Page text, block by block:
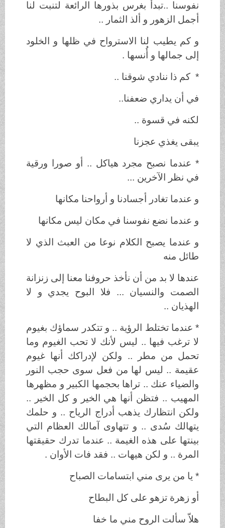
نفوسنا ..تبدأ بغرس بذورها الرائعة لتنبت لنا
أجمل الزهور و ألذ الثمار ..
و كم يطيب لنا الاسترواح في ظلها و الخلود
إلى جمالها و أُنسها .
* كم ذا ننادي شوقنا ..
في أن يداري ضعفنا..
لكنه في قسوة ..
يبقى يغذي عجزنا
* عندما نصبح مجرد هياكل .. أو صورا ورقية
في نظر الآخرين ...
و عندما تغادر أجسادنا و أرواحنا مكانها
و عندما نضع نفوسنا في مكان ليس مكانها
و عندما يصبح الكلام نوعا من العبث الذي لا
طائل منه
عندها لا بد من أن نأخذ حروفنا معنا إلى زنزانة
الصمت والنسيان ... فلا البوح يجدي و لا
الهذيان ..
* عندما تختلط الرؤية .. و تتكدر سماؤك بغيوم
لا ترغب فيها .. ليس لأنك لا تحب الغيوم وما
تحمل من مطر .. ولكن لإدراكك أنها غيوم
عقيمة .. ليس لها من فعل سوى حجب النور
والضياء عنك .. تراها بحجمها الكبير و مظهرها
المهيب .. فتظن أنها هي الخير و كل الخير ..
ولكن انتظارك يذهب أدراج الرياح .. و حلمك
يتهالك سُدى .. و تتهاوى آمالك العظام التي
بينتها على هذه الغيمة .. عندما تدرك حقيقتها
المرة .. و لكن هيهات .. فقد فات الأوان .
* يا من يرى مني ابتسامات الصباح
أو زهرة تزهو على كل البطاح
هلاّ سألت الروح مني ما خفا